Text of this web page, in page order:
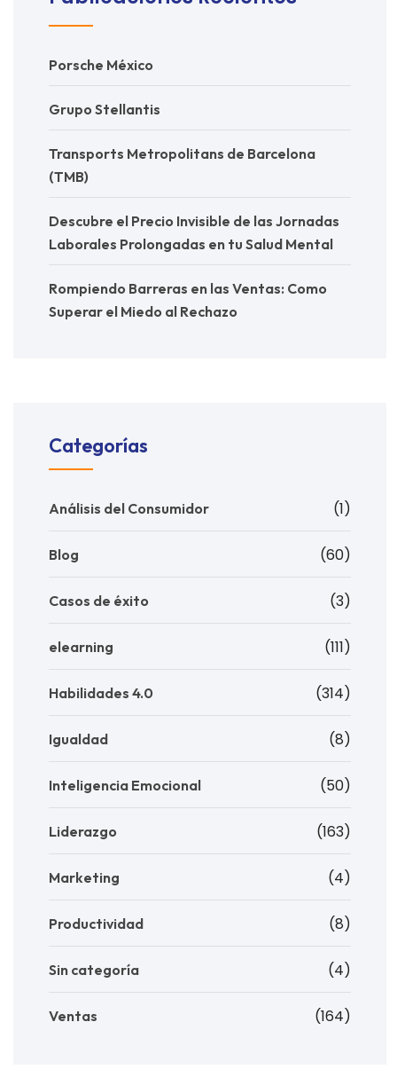
Porsche México
Grupo Stellantis
Transports Metropolitans de Barcelona
(TMB)
Descubre el Precio Invisible de las Jornadas
Laborales Prolongadas en tu Salud Mental
Rompiendo Barreras en las Ventas: Como
Superar el Miedo al Rechazo
Categorías
Análisis del Consumidor (1)
Blog (60)
Casos de éxito (3)
elearning (111)
Habilidades 4.0 (314)
Igualdad (8)
Inteligencia Emocional (50)
Liderazgo (163)
Marketing (4)
Productividad (8)
Sin categoría (4)
Ventas (164)